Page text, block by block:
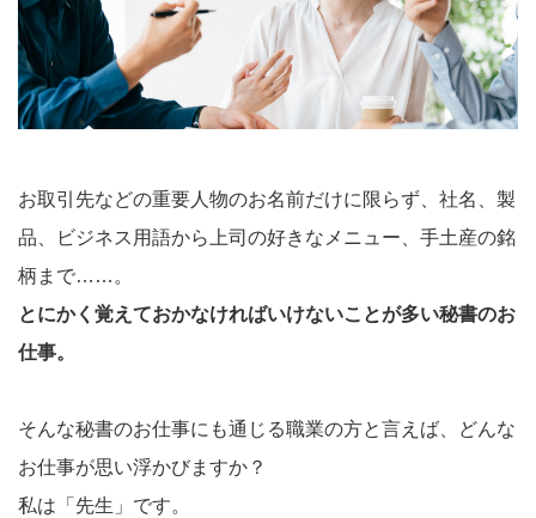
お取引先などの重要人物のお名前だけに限らず、社名、製
品、ビジネス用語から上司の好きなメニュー、手土産の銘
柄まで……。
とにかく覚えておかなければいけないことが多い秘書のお
仕事。
そんな秘書のお仕事にも通じる職業の方と言えば、どんな
お仕事が思い浮かびますか？
私は「先生」です。